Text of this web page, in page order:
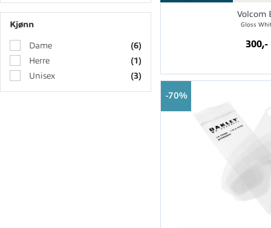
Kjønn
Dame
(6)
Herre
(1)
Unisex
(3)
Volcom
Gloss
300,-
70%